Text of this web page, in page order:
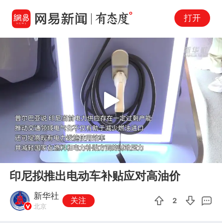
打开
Play
印尼拟推出电动车补贴应对高油价
新华社
北京
关注 2